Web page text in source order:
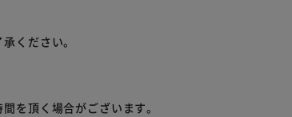
ください。
を頂く場合がございます。